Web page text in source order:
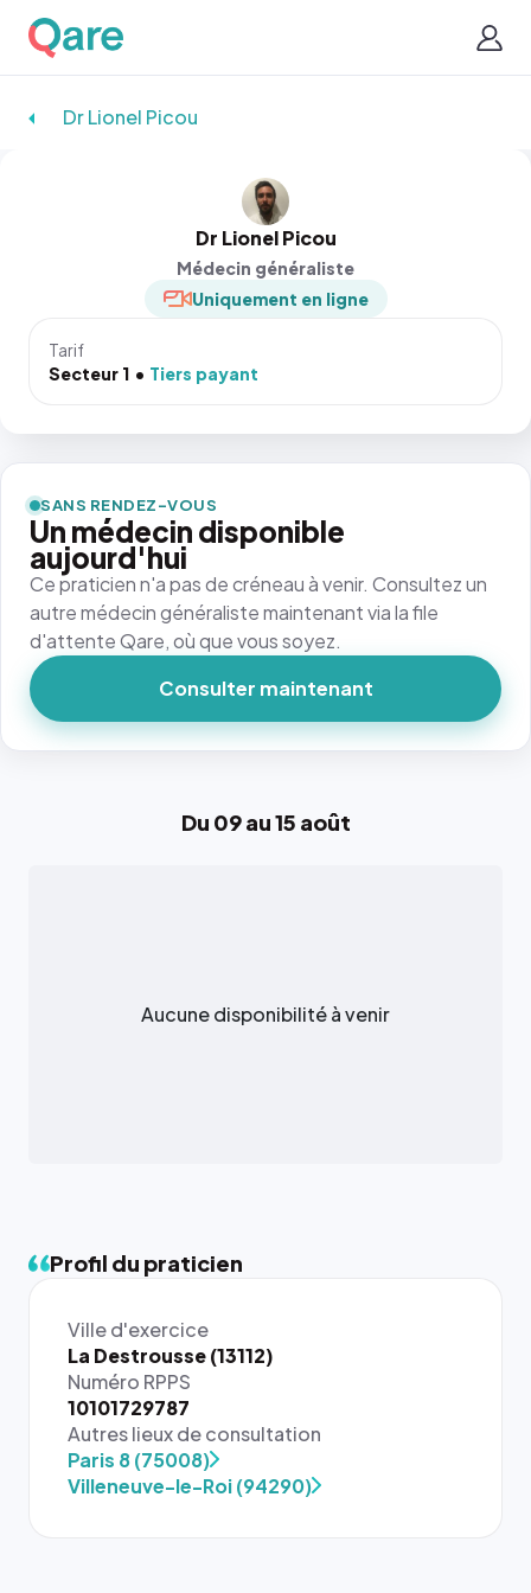
Dr Lionel Picou
Dr Lionel Picou
Médecin généraliste
Uniquement en ligne
Tarif
Secteur 1
Tiers payant
Du 09 au 15 août
Aucune disponibilité à venir
Profil du praticien
Ville d'exercice
La Destrousse (13112)
Numéro RPPS
10101729787
Autres lieux de consultation
Paris 8 (75008)
Villeneuve-le-Roi (94290)
SANS RENDEZ-VOUS
Un médecin disponible
aujourd'hui
Ce praticien n'a pas de créneau à venir. Consultez un
autre médecin généraliste maintenant via la file
d'attente Qare, où que vous soyez.
Consulter maintenant
{# 40×40
: la taille
rendue par
`.profile-